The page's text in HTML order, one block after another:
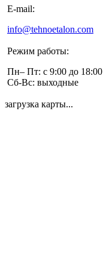
E-mail:
info@tehnoetalon.com
Режим работы:
Пн– Пт: с 9:00 до 18:00
Сб-Вс: выходные
загрузка карты...